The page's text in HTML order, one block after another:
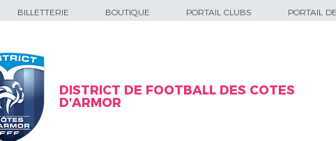
BILLETTERIE BOUTIQUE PORTAIL CLUBS PORTAIL
DISTRICT DE FOOTBALL DES COTES
D'ARMOR